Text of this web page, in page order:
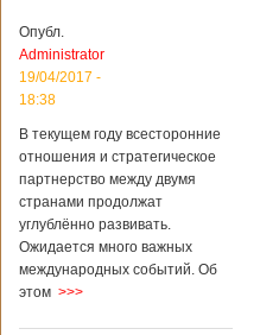
планируется
подписание
контракта на
разработку
вертолета. Такое
заявление сделала
региональной
политике и
международному
сотрудничеству
государственной
корпорации
Опубл.
Administrator
19/04/2017 -
18:38
В текущем году всесторонние
отношения и стратегическое
партнерство между двумя
странами продолжат
углублённо развивать.
Ожидается много важных
международных событий. Об
этом >>>